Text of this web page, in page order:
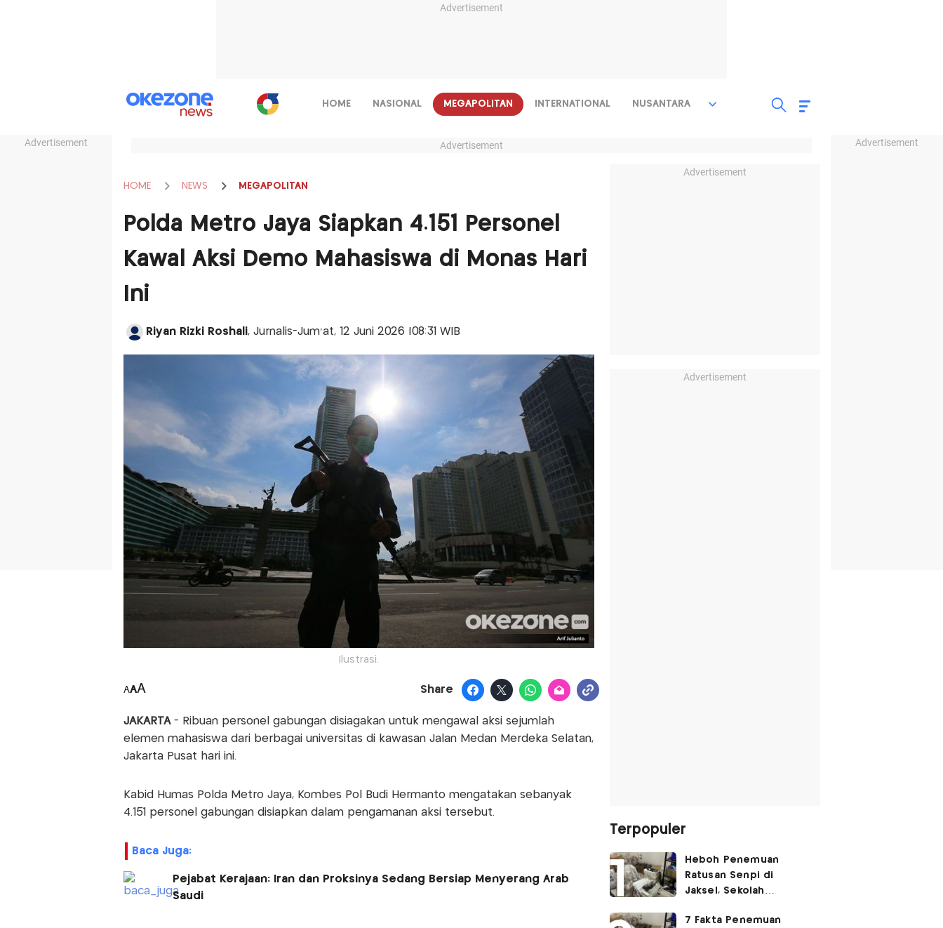
Advertisement
Advertisement Advertisement
HOME NASIONAL MEGAPOLITAN INTERNATIONAL NUSANTARA
Advertisement
HOME NEWS MEGAPOLITAN
Polda Metro Jaya Siapkan 4.151 Personel
Kawal Aksi Demo Mahasiswa di Monas Hari
Ini
Riyan Rizki Roshali, Jurnalis-Jum'at, 12 Juni 2026 |08:31 WIB
Ilustrasi.
AAA Share
JAKARTA - Ribuan personel gabungan disiagakan untuk mengawal aksi sejumlah
elemen mahasiswa dari berbagai universitas di kawasan Jalan Medan Merdeka Selatan,
Jakarta Pusat hari ini.
Kabid Humas Polda Metro Jaya, Kombes Pol Budi Hermanto mengatakan sebanyak
4.151 personel gabungan disiapkan dalam pengamanan aksi tersebut.
Baca Juga:
Pejabat Kerajaan: Iran dan Proksinya Sedang Bersiap Menyerang Arab
Saudi
Advertisement
Advertisement
Terpopuler
Heboh Penemuan
Ratusan Senpi di
Jaksel, Sekolah
Kegiatan Eskul
7 Fakta Penemuan